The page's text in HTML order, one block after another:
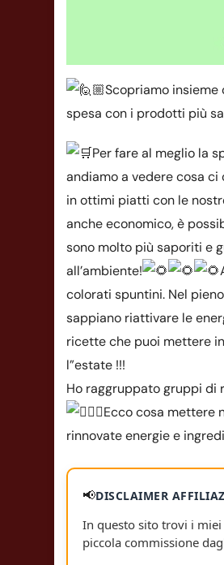
Scopriamo insieme
spesa con i prodotti più
Per fare al meglio la
andiamo a vedere cosa
in ottimi piatti con le
anche economico, è
sono molto più saporiti e
all’ambiente!
colorati spuntini. Nel
sappiano riattivare le
ricette che puoi mettere
l”estate !!!
Ho raggruppato gruppi di
Ecco cosa mettere
rinnovate energie e
📢DISCLAIMER
In questo sito trovi i
piccola commissione